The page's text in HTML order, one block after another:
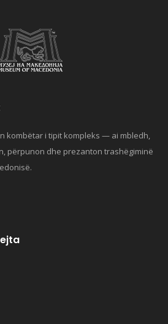
kombëtar i tipit kompleks — ai mbledh,
përpunon dhe prezanton trashëgiminë